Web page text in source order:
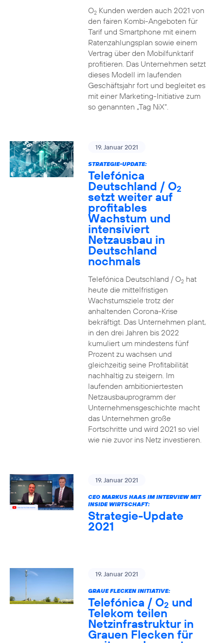
O2Kunden werden auch 2021 von
den fairen Kombi-Angeboten für
Tarif und Smartphone mit einem
Ratenzahlungsplan sowie einem
Vertrag über den Mobilfunktarif
profitieren. Das Unternehmen setzt
dieses Modell im laufenden
Geschäftsjahr fort und begleitet es
mit einer Marketing-Initiative zum
so genannten „Tag NiX“.
19. Januar 2021
STRATEGIE-UPDATE:
Telefónica
Deutschland / O2
setzt weiter auf
profitables
Wachstum und
intensiviert
Netzausbau in
Deutschland
nochmals
Telefónica Deutschland / O2hat
heute die mittelfristigen
Wachstumsziele trotz der
anhaltenden Corona-Krise
bekräftigt. Das Unternehmen plant,
in den drei Jahren bis 2022
kumuliert um mindestens fünf
Prozent zu wachsen und
gleichzeitig seine Profitabilität
nachhaltig zu steigern. Im
laufenden ambitioniertesten
Netzausbauprogramm der
Unternehmensgeschichte macht
das Unternehmen große
Fortschritte und wird 2021 so viel
wie nie zuvor ins Netz investieren.
19. Januar 2021
CEO MARKUS HAAS IM INTERVIEW MIT
INSIDE WIRTSCHAFT:
Strategie-Update
2021
19. Januar 2021
GRAUE FLECKEN INITIATIVE:
Telefónica / O2 und
Telekom teilen
Netzinfrastruktur in
Grauen Flecken für